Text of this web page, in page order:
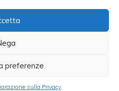
preferenze
sulla Privacy
CAPACI DI